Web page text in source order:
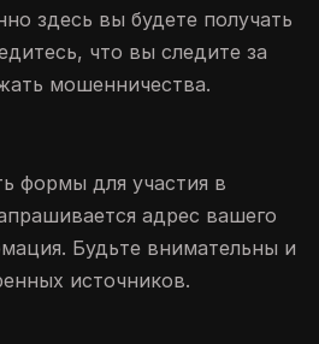
здесь вы будете получать
что вы следите за
мошенничества.
формы для участия в
адрес вашего
Будьте внимательны и
источников.